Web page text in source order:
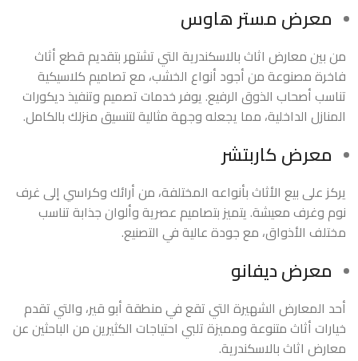
معرض مستر هاوس
من بين معارض اثاث بالاسكندرية التي تشتهر بتقديم قطع أثاث
فاخرة مصنوعة من أجود أنواع الخشب، مع تصاميم كلاسيكية
تناسب أصحاب الذوق الرفيع. يوفر خدمات تصميم وتنفيذ ديكورات
المنازل الداخلية، مما يجعله وجهة مثالية لتنسيق منزلك بالكامل.
معرض كاربتشر
يركز على بيع الأثاث بأنواعه المختلفة، من أرائك وكراسي إلى غرف
نوم وغرف معيشة. يتميز بتصاميم عصرية وألوان جذابة تناسب
مختلف الأذواق، مع جودة عالية في التصنيع.
معرض ديفانو
أحد المعارض الشهيرة التي تقع في منطقة أبو قير، والتي تقدم
خيارات أثاث متنوعة ومميزة تلبي احتياجات الكثيرين من الباحثين عن
معارض اثاث بالاسكندرية.